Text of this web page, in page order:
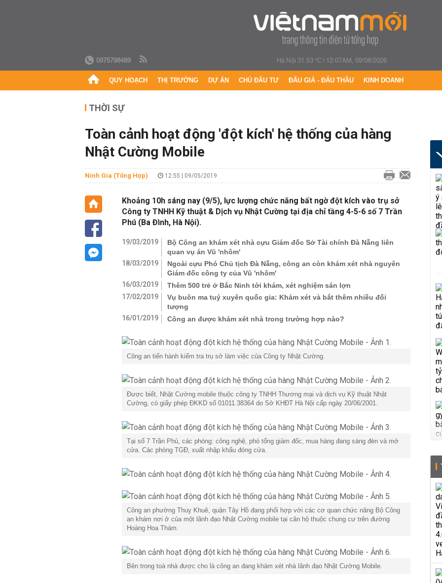
0975798489 Hà Nội 31.53 °C| 12:07AM, 09/08/2026
QUY HOẠCH THỊ TRƯỜNG DỰ ÁN CHỦ ĐẦU TƯ ĐẤU GIÁ - ĐẤU THẦU KINH DOANH
THỜI SỰ
Toàn cảnh hoạt động 'đột kích' hệ thống của hàng
Nhật Cường Mobile
Ninh Gia (Tổng Hợp) 12:55 | 09/05/2019
Khoảng 10h sáng nay (9/5), lực lượng chức năng bất ngờ đột kích vào trụ sở
Công ty TNHH Kỹ thuật & Dịch vụ Nhật Cường tại địa chỉ tầng 4-5-6 số 7 Trần
Phú (Ba Đình, Hà Nội).
19/03/2019
Bộ Công an khám xét nhà cựu Giám đốc Sở Tài chính Đà Nẵng liên
quan vụ án Vũ 'nhôm'
18/03/2019
Ngoài cựu Phó Chủ tịch Đà Nẵng, công an còn khám xét nhà nguyên
Giám đốc công ty của Vũ 'nhôm'
16/03/2019
Thêm 500 trẻ ở Bắc Ninh tới khám, xét nghiệm sán lợn
17/02/2019
Vụ buôn ma tuý xuyên quốc gia: Khám xét và bắt thêm nhiều đối
tượng
16/01/2019
Công an được khám xét nhà trong trường hợp nào?
Công an tiến hành kiểm tra trụ sở làm việc của Công ty Nhật Cường.
Được biết, Nhật Cường mobile thuộc công ty TNHH Thương mại và dịch vụ Kỹ thuật Nhật
Cường, có giấy phép ĐKKD số 01011.38364 do Sở KHĐT Hà Nội cấp ngày 20/06/2001.
Tại số 7 Trần Phú, các phòng: công nghệ, phó tổng giám đốc, mua hàng đang sáng đèn và mở
cửa. Các phòng TGĐ, xuất nhập khẩu đóng cửa.
Công an phường Thuỵ Khuê, quận Tây Hồ đang phối hợp với các cơ quan chức năng Bộ Công
an khám nơi ở của một lãnh đạo Nhật Cường mobile tại căn hộ thuộc chung cư trên đường
Hoàng Hoa Thám.
Bên trong toà nhà được cho là công an đang khám xét nhà lãnh đạo Nhật Cường Mobile.